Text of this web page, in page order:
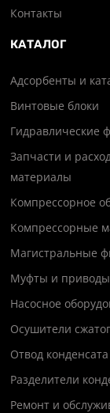
Контакты
КАТАЛОГ
Адсорбенты и
Винтовые блоки
Гидравлические
Запчасти и
материалы
Компрессорное
Компрессорные
Магистральные
Муфты и приводы
Насосное
Осушители
Отвод конденсата
Разделители
Ремонт и